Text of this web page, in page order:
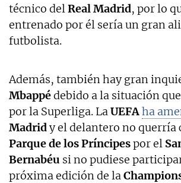
técnico delReal Madrid, por lo
entrenado por él sería un gran
futbolista.
Además, también hay gran
Mbappédebido a la situación
por la Superliga. LaUEFAha
Madridy el delantero no querría
Parque de los Príncipespor el
Bernabéu si no pudiese
próxima edición de la